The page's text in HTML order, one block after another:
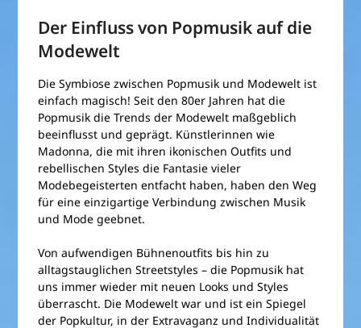
Der Einfluss von Popmusik auf die
Modewelt
Die Symbiose zwischen Popmusik und Modewelt ist
einfach magisch! Seit den 80er Jahren hat die
Popmusik die Trends der Modewelt maßgeblich
beeinflusst und geprägt. Künstlerinnen wie
Madonna, die mit ihren ikonischen Outfits und
rebellischen Styles die Fantasie vieler
Modebegeisterten entfacht haben, haben den Weg
für eine einzigartige Verbindung zwischen Musik
und Mode geebnet.
Von aufwendigen Bühnenoutfits bis hin zu
alltagstauglichen Streetstyles – die Popmusik hat
uns immer wieder mit neuen Looks und Styles
überrascht. Die Modewelt war und ist ein Spiegel
der Popkultur, in der Extravaganz und Individualität